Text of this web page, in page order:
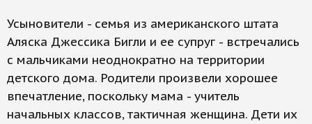
Усыновители - семья из американского штата
Аляска Джессика Бигли и ее супруг - встречались
с мальчиками неоднократно на территории
детского дома. Родители произвели хорошее
впечатление, поскольку мама - учитель
начальных классов, тактичная женщина. Дети их